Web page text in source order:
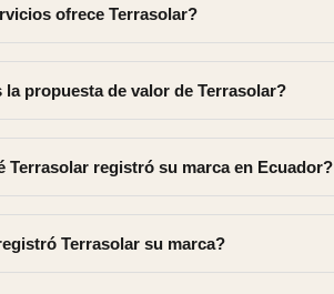
ofrece Terrasolar?
la propuesta de valor de Terrasolar?
Terrasolar registró su marca en Ecuador?
Terrasolar su marca?